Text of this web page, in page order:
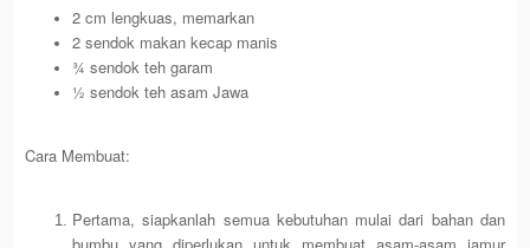
2 cm lengkuas, memarkan
2 sendok makan kecap manis
¾ sendok teh garam
½ sendok teh asam Jawa
Cara Membuat:
Pertama, siapkanlah semua kebutuhan mulai dari bahan dan